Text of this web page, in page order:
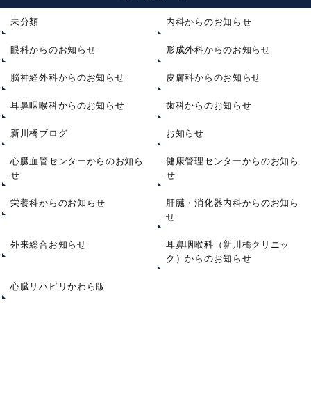
未分類 内科からのお知らせ
眼科からのお知らせ 形成外科からのお知らせ
脳神経外科からのお知らせ 皮膚科からのお知らせ
耳鼻咽喉科からのお知らせ 歯科からのお知らせ
新川橋ブログ お知らせ
心臓血管センターからのお知ら
せ
健康管理センターからのお知ら
せ
栄養科からのお知らせ
肝臓・消化器内科からのお知ら
せ
外来総合お知らせ
耳鼻咽喉科（新川橋クリニッ
ク）からのお知らせ
心臓リハビリかわら版